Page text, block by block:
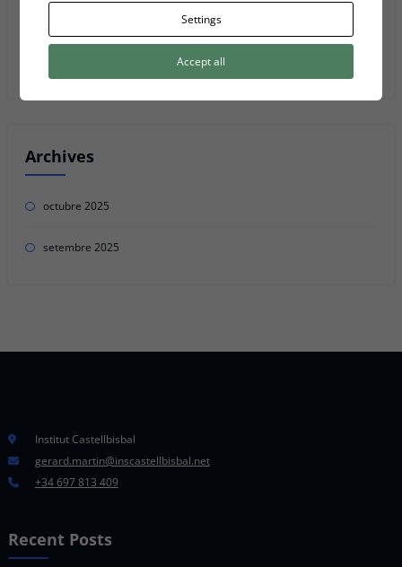
5 Serveis D’emmagatzematge Al Núvol
Archives
octubre 2025
setembre 2025
Institut Castellbisbal
gerard.martin@inscastellbisbal.net
+34 697 813 409
Recent Posts
Settings
Accept all